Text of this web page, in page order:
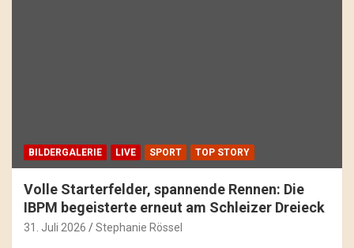
BILDERGALERIE LIVE SPORT TOP STORY
Volle Starterfelder, spannende Rennen: Die
IBPM begeisterte erneut am Schleizer Dreieck
31. Juli 2026 Stephanie Rössel